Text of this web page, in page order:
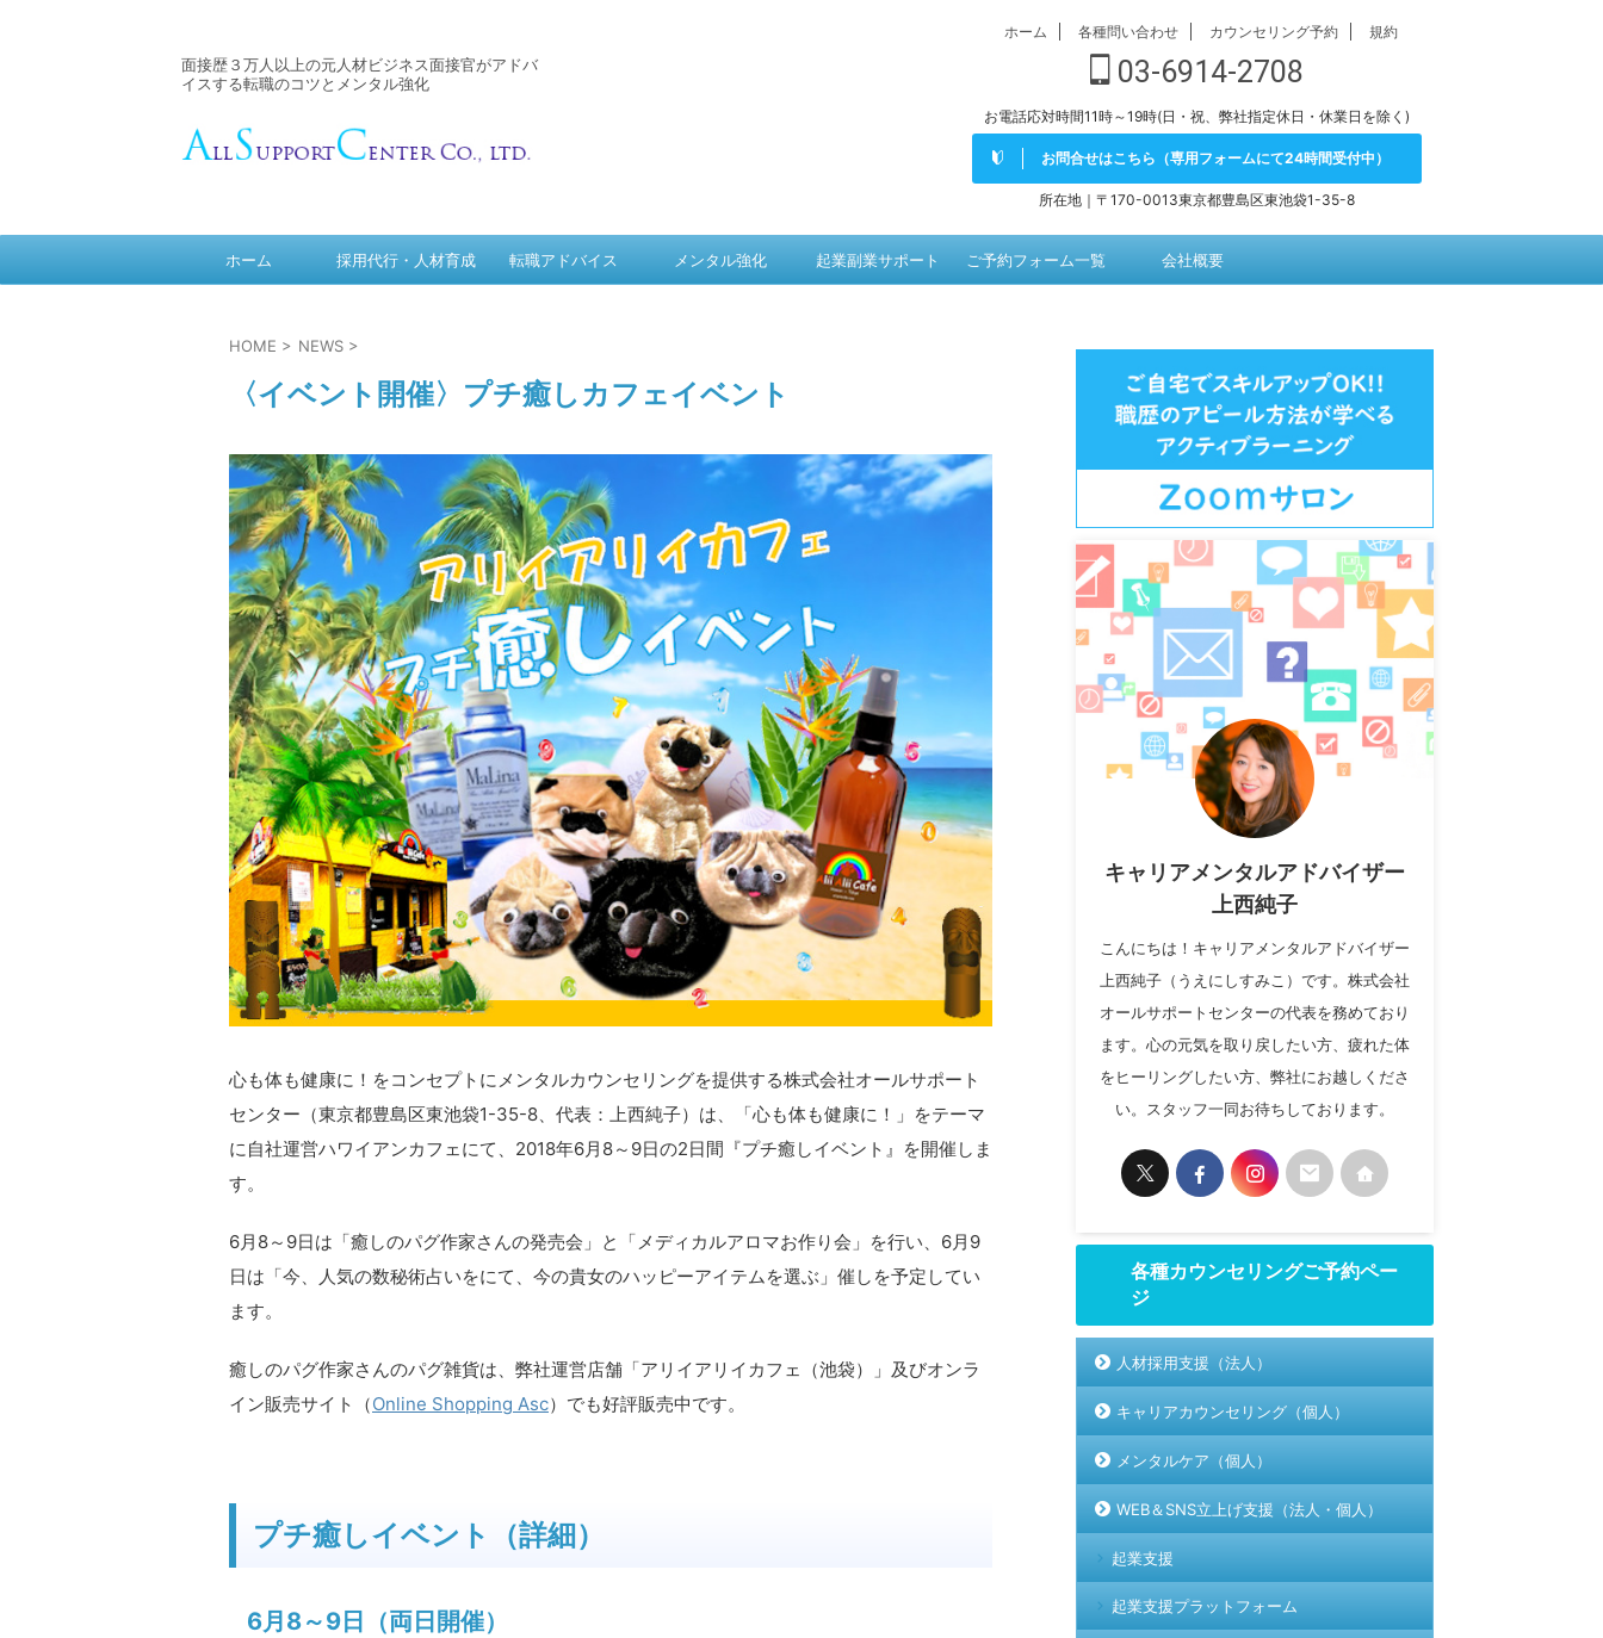
面接歴３万人以上の元人材ビジネス面接官がアドバ
イスする転職のコツとメンタル強化
ホーム 各種問い合わせ カウンセリング予約 規約
03-6914-2708
お電話応対時間11時～19時(日・祝、弊社指定休日・休業日を除く)
お問合せはこちら（専用フォームにて24時間受付中）
所在地｜〒170-0013東京都豊島区東池袋1-35-8
ホーム 採用代行・人材育成 転職アドバイス メンタル強化 起業副業サポート ご予約フォーム一覧 会社概要
HOME > NEWS >
〈イベント開催〉プチ癒しカフェイベント
心も体も健康に！をコンセプトにメンタルカウンセリングを提供する株式会社オールサポート
センター（東京都豊島区東池袋1-35-8、代表：上西純子）は、「心も体も健康に！」をテーマ
に自社運営ハワイアンカフェにて、2018年6月8～9日の2日間『プチ癒しイベント』を開催しま
す。
6月8～9日は「癒しのパグ作家さんの発売会」と「メディカルアロマお作り会」を行い、6月9
日は「今、人気の数秘術占いをにて、今の貴女のハッピーアイテムを選ぶ」催しを予定してい
ます。
癒しのパグ作家さんのパグ雑貨は、弊社運営店舗「アリイアリイカフェ（池袋）」及びオンラ
イン販売サイト（Online Shopping Asc）でも好評販売中です。
プチ癒しイベント（詳細）
6月8～9日（両日開催）
キャリアメンタルアドバイザー
上西純子
こんにちは！キャリアメンタルアドバイザー
上西純子（うえにしすみこ）です。株式会社
オールサポートセンターの代表を務めており
ます。心の元気を取り戻したい方、疲れた体
をヒーリングしたい方、弊社にお越しくださ
い。スタッフ一同お待ちしております。
各種カウンセリングご予約ペー
ジ
人材採用支援（法人）
キャリアカウンセリング（個人）
メンタルケア（個人）
WEB＆SNS立上げ支援（法人・個人）
起業支援
起業支援プラットフォーム